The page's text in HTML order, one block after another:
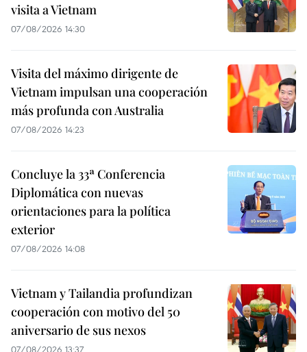
visita a Vietnam
07/08/2026 14:30
Visita del máximo dirigente de
Vietnam impulsan una cooperación
más profunda con Australia
07/08/2026 14:23
Concluye la 33ª Conferencia
Diplomática con nuevas
orientaciones para la política
exterior
07/08/2026 14:08
Vietnam y Tailandia profundizan
cooperación con motivo del 50
aniversario de sus nexos
07/08/2026 13:37